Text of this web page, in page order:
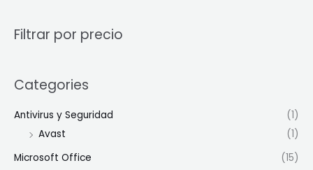
Filtrar por precio
Categories
Antivirus y Seguridad
(1)
Avast
(1)
Microsoft Office
(15)